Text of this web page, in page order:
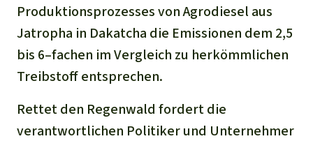
Produktionsprozesses von Agrodiesel aus
Jatropha in Dakatcha die Emissionen dem 2,5
bis 6–fachen im Vergleich zu herkömmlichen
Treibstoff entsprechen.
Rettet den Regenwald fordert die
verantwortlichen Politiker und Unternehmer